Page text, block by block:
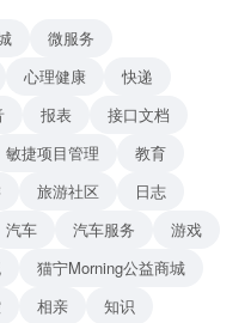
微服务
心理健康
快递
报表
接口文档
敏捷项目管理
教育
旅游社区
日志
汽车 汽车服务
游戏
猫宁Morning公益商城
相亲
知识